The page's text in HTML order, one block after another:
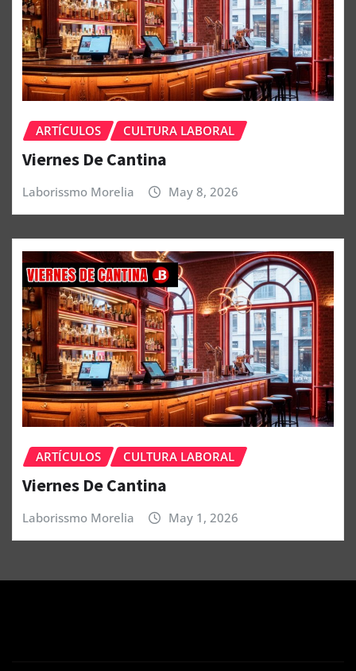
ARTÍCULOS CULTURA LABORAL
Viernes De Cantina
Laborissmo Morelia May 8, 2026
ARTÍCULOS CULTURA LABORAL
Viernes De Cantina
Laborissmo Morelia May 1, 2026